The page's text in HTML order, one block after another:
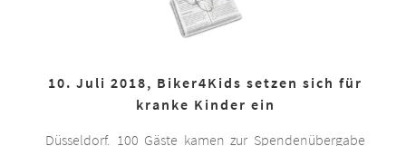
10. Juli 2018, Biker4Kids setzen sich für
kranke Kinder ein
Düsseldorf. 100 Gäste kamen zur Spendenübergabe